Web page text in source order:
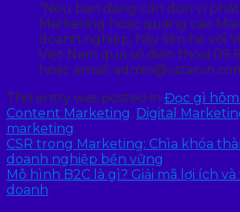
“Nếu bạn đang cần đơn vị
Marketing hoặc quảng cáo
doanh nghiệp, hãy liên hệ với
Việt Nam qua số điện thoại 09
hoặc email:
This entry was posted in Đọc gì
Content Marketing, Digital
marketing.
CSR trong Marketing: Chìa khóa
doanh nghiệp bền vững
Mô hình B2C là gì? Giải mã lợi ích
doanh